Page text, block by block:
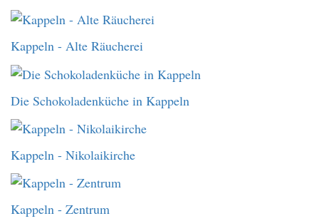
Kappeln - Alte Räucherei
Die Schokoladenküche in Kappeln
Kappeln - Nikolaikirche
Kappeln - Zentrum